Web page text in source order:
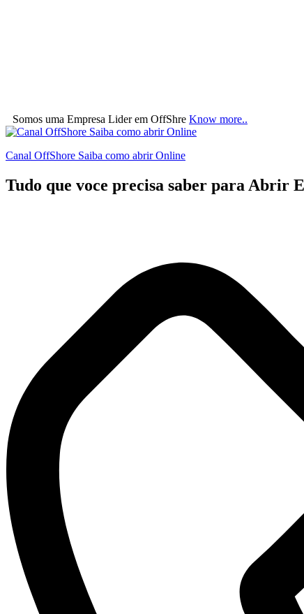
Somos uma Empresa Lider em OffShre Know more..
Canal OffShore Saiba como abrir Online
Tudo que voce precisa saber para Abrir